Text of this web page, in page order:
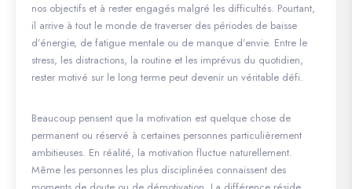
nos objectifs et à rester engagés malgré les difficultés. Pourtant,
il arrive à tout le monde de traverser des périodes de baisse
d’énergie, de fatigue mentale ou de manque d’envie. Entre le
stress, les distractions, la routine et les imprévus du quotidien,
rester motivé sur le long terme peut devenir un véritable défi.
Beaucoup pensent que la motivation est quelque chose de
permanent ou réservé à certaines personnes particulièrement
ambitieuses. En réalité, la motivation fluctue naturellement.
Même les personnes les plus disciplinées connaissent des